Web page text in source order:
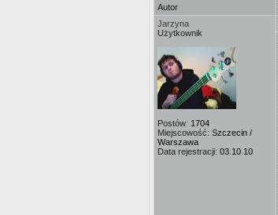
Autor
Jarzyna
Użytkownik
Postów: 1704
Miejscowość: Szczecin /
Warszawa
Data rejestracji: 03.10.10